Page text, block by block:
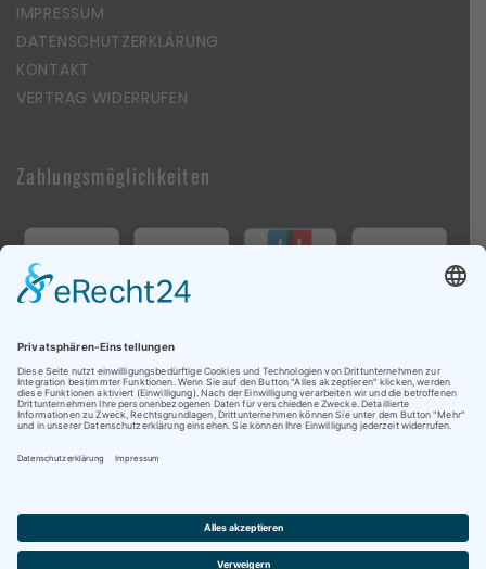
IMPRESSUM
DATENSCHUTZERKLÄRUNG
KONTAKT
VERTRAG WIDERRUFEN
Zahlungsmöglichkeiten